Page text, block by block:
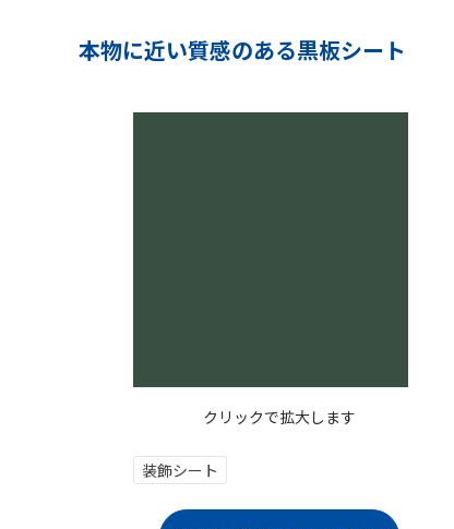
本物に近い質感のある黒板シート
クリックで拡大します
装飾シート